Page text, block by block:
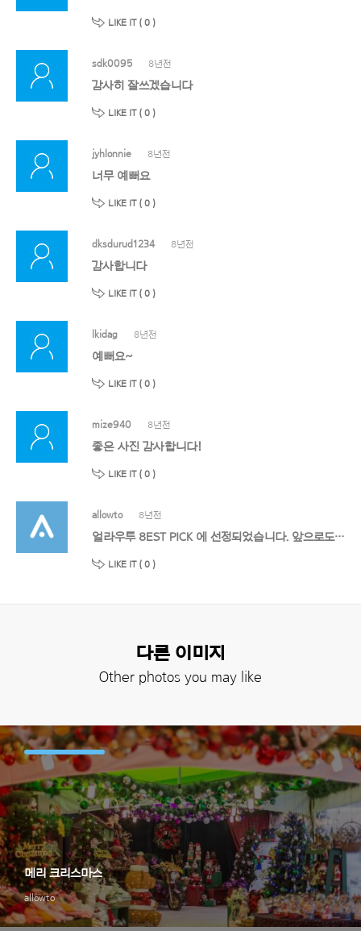
LIKE IT ( 0 )
sdk0095 8년전
감사히 잘쓰겠습니다
LIKE IT ( 0 )
jyhlonnie 8년전
너무 예뻐요
LIKE IT ( 0 )
dksdurud1234 8년전
감사합니다
LIKE IT ( 0 )
lkidag 8년전
예뻐요~
LIKE IT ( 0 )
mize940 8년전
좋은 사진 감사합니다!
LIKE IT ( 0 )
allowto 8년전
얼라우투 8EST PICK 에 선정되었습니다. 앞으로도 멋진 작품 기대할게요!
LIKE IT ( 0 )
다른 이미지
Other photos you may like
allowto
메리 크리스마스